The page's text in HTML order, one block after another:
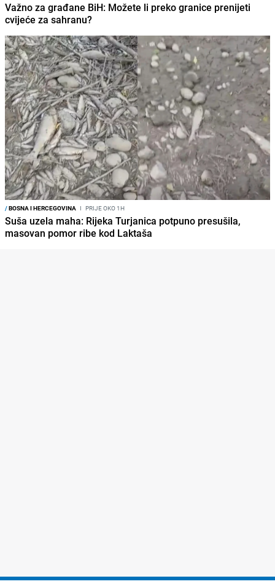
Važno za građane BiH: Možete li preko granice prenijeti
cvijeće za sahranu?
/BOSNA I HERCEGOVINA I PRIJE OKO 1H
Suša uzela maha: Rijeka Turjanica potpuno presušila,
masovan pomor ribe kod Laktaša